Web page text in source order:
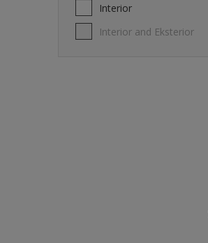
Interior
Interior and Eksterior